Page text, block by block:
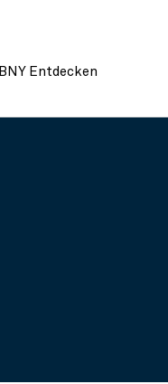
BNY Entdecken